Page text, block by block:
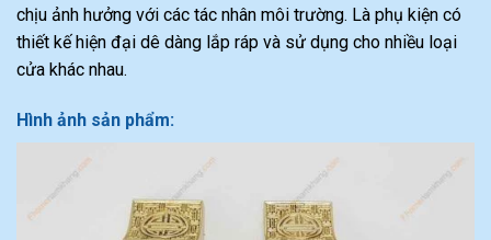
chịu ảnh hưởng với các tác nhân môi trường. Là phụ kiện có
thiết kế hiện đại dê dàng lắp ráp và sử dụng cho nhiều loại
cửa khác nhau.
Hình ảnh sản phẩm: